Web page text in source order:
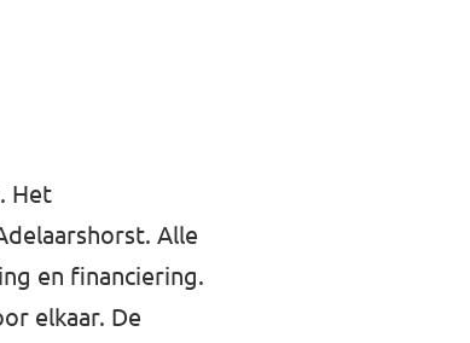
Het
Alle
en financiering.
elkaar. De